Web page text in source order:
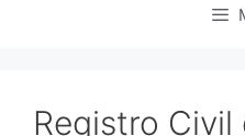
Registro Civil